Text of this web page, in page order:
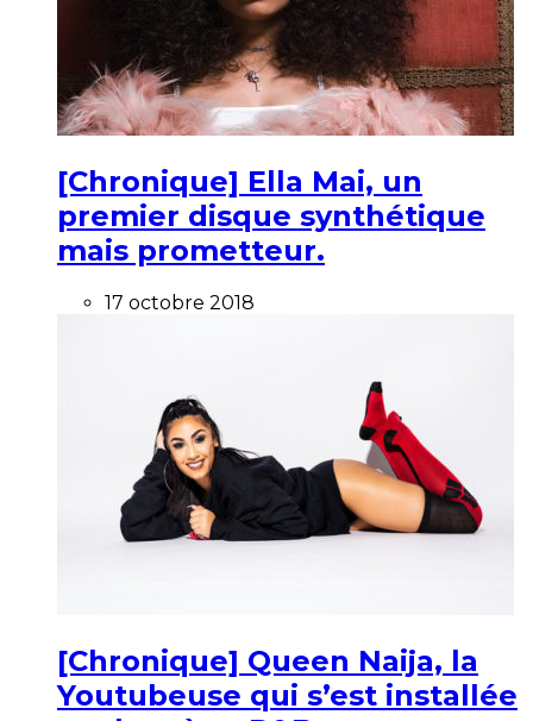
[Chronique] Ella Mai, un
premier disque synthétique
mais prometteur.
17 octobre 2018
[Chronique] Queen Naija, la
Youtubeuse qui s’est installée